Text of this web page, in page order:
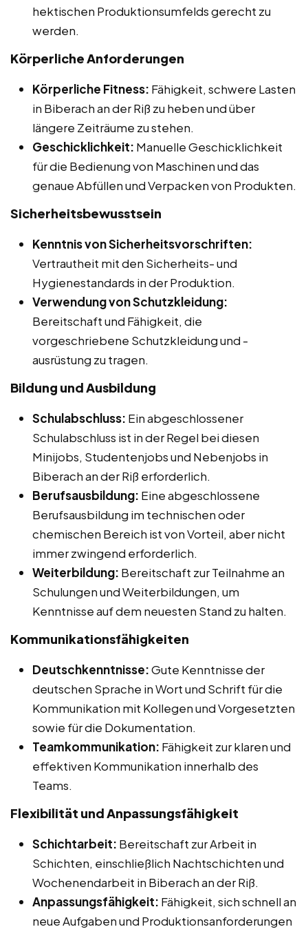
hektischen Produktionsumfelds gerecht zu
werden.
Körperliche Anforderungen
Körperliche Fitness: Fähigkeit, schwere Lasten
in Biberach an der Riß zu heben und über
längere Zeiträume zu stehen.
Geschicklichkeit: Manuelle Geschicklichkeit
für die Bedienung von Maschinen und das
genaue Abfüllen und Verpacken von Produkten.
Sicherheitsbewusstsein
Kenntnis von Sicherheitsvorschriften:
Vertrautheit mit den Sicherheits- und
Hygienestandards in der Produktion.
Verwendung von Schutzkleidung:
Bereitschaft und Fähigkeit, die
vorgeschriebene Schutzkleidung und -
ausrüstung zu tragen.
Bildung und Ausbildung
Schulabschluss: Ein abgeschlossener
Schulabschluss ist in der Regel bei diesen
Minijobs, Studentenjobs und Nebenjobs in
Biberach an der Riß erforderlich.
Berufsausbildung: Eine abgeschlossene
Berufsausbildung im technischen oder
chemischen Bereich ist von Vorteil, aber nicht
immer zwingend erforderlich.
Weiterbildung: Bereitschaft zur Teilnahme an
Schulungen und Weiterbildungen, um
Kenntnisse auf dem neuesten Stand zu halten.
Kommunikationsfähigkeiten
Deutschkenntnisse:Gute Kenntnisse der
deutschen Sprache in Wort und Schrift für die
Kommunikation mit Kollegen und Vorgesetzten
sowie für die Dokumentation.
Teamkommunikation: Fähigkeit zur klaren und
effektiven Kommunikation innerhalb des
Teams.
Flexibilität und Anpassungsfähigkeit
Schichtarbeit: Bereitschaft zur Arbeit in
Schichten, einschließlich Nachtschichten und
Wochenendarbeit in Biberach an der Riß.
Anpassungsfähigkeit: Fähigkeit, sich schnell an
neue Aufgaben und Produktionsanforderungen